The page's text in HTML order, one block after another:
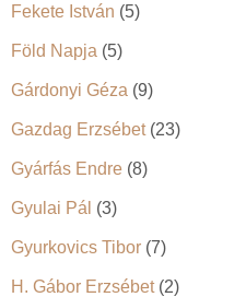
Fekete István (5)
Föld Napja (5)
Gárdonyi Géza (9)
Gazdag Erzsébet(23)
Gyárfás Endre (8)
Gyulai Pál (3)
Gyurkovics Tibor (7)
H. Gábor Erzsébet(2)